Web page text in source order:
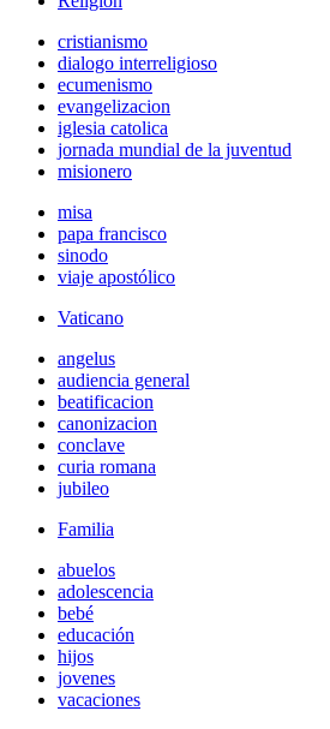
cristianismo
dialogo interreligioso
ecumenismo
evangelizacion
iglesia catolica
jornada mundial de la juventud
misionero
misa
papa francisco
sinodo
viaje apostólico
Vaticano
angelus
audiencia general
beatificacion
canonizacion
conclave
curia romana
jubileo
Familia
abuelos
adolescencia
bebé
educación
hijos
jovenes
vacaciones